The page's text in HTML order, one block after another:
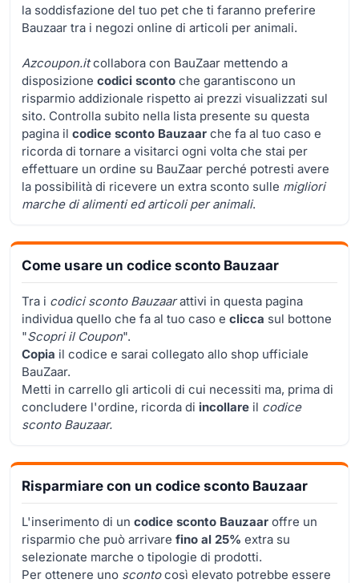
la soddisfazione del tuo pet che ti faranno preferire
Bauzaar tra i negozi online di articoli per animali.
Azcoupon.itcollabora con BauZaar mettendo a
disposizione codici sconto che garantiscono un
risparmio addizionale rispetto ai prezzi visualizzati sul
sito. Controlla subito nella lista presente su questa
pagina il codice sconto Bauzaar che fa al tuo caso e
ricorda di tornare a visitarci ogni volta che stai per
effettuare un ordine su BauZaar perché potresti avere
la possibilità di ricevere un extra sconto sulle migliori
marche di alimenti ed articoli per animali.
Come usare un codice sconto Bauzaar
Tra i codici sconto Bauzaarattivi in questa pagina
individua quello che fa al tuo caso e clicca sul bottone
"Scopri il Coupon".
Copia il codice e sarai collegato allo shop ufficiale
BauZaar.
Metti in carrello gli articoli di cui necessiti ma, prima di
concludere l'ordine, ricorda di incollare il codice
sconto Bauzaar.
Risparmiare con un codice sconto Bauzaar
L'inserimento di un codice sconto Bauzaar offre un
risparmio che può arrivare fino al 25% extra su
selezionate marche o tipologie di prodotti.
Per ottenere uno scontocosì elevato potrebbe essere